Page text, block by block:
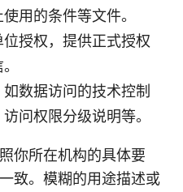
用的条件等文件。
位授权，提供正式授权
如数据访问的技术控制
问权限分级说明等。
你所在机构的具体要
致。模糊的用途描述或